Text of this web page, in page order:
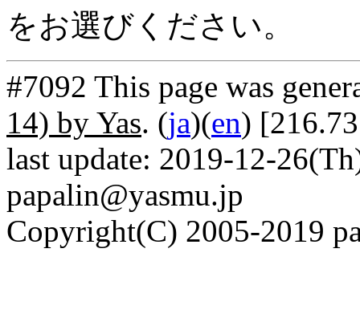
をお選びください。
#7092 This page was
14) by Yas. (ja)(en)
last update: 2019-12-
papalin@yasmu.jp
Copyright(C) 2005-2019